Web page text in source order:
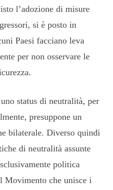
l’adozione di misure
si è posto in
Paesi facciano leva
per non osservare le
status di neutralità, per
presuppone un
bilaterale. Diverso quindi
di neutralità assunte
politica
Movimento che unisce i